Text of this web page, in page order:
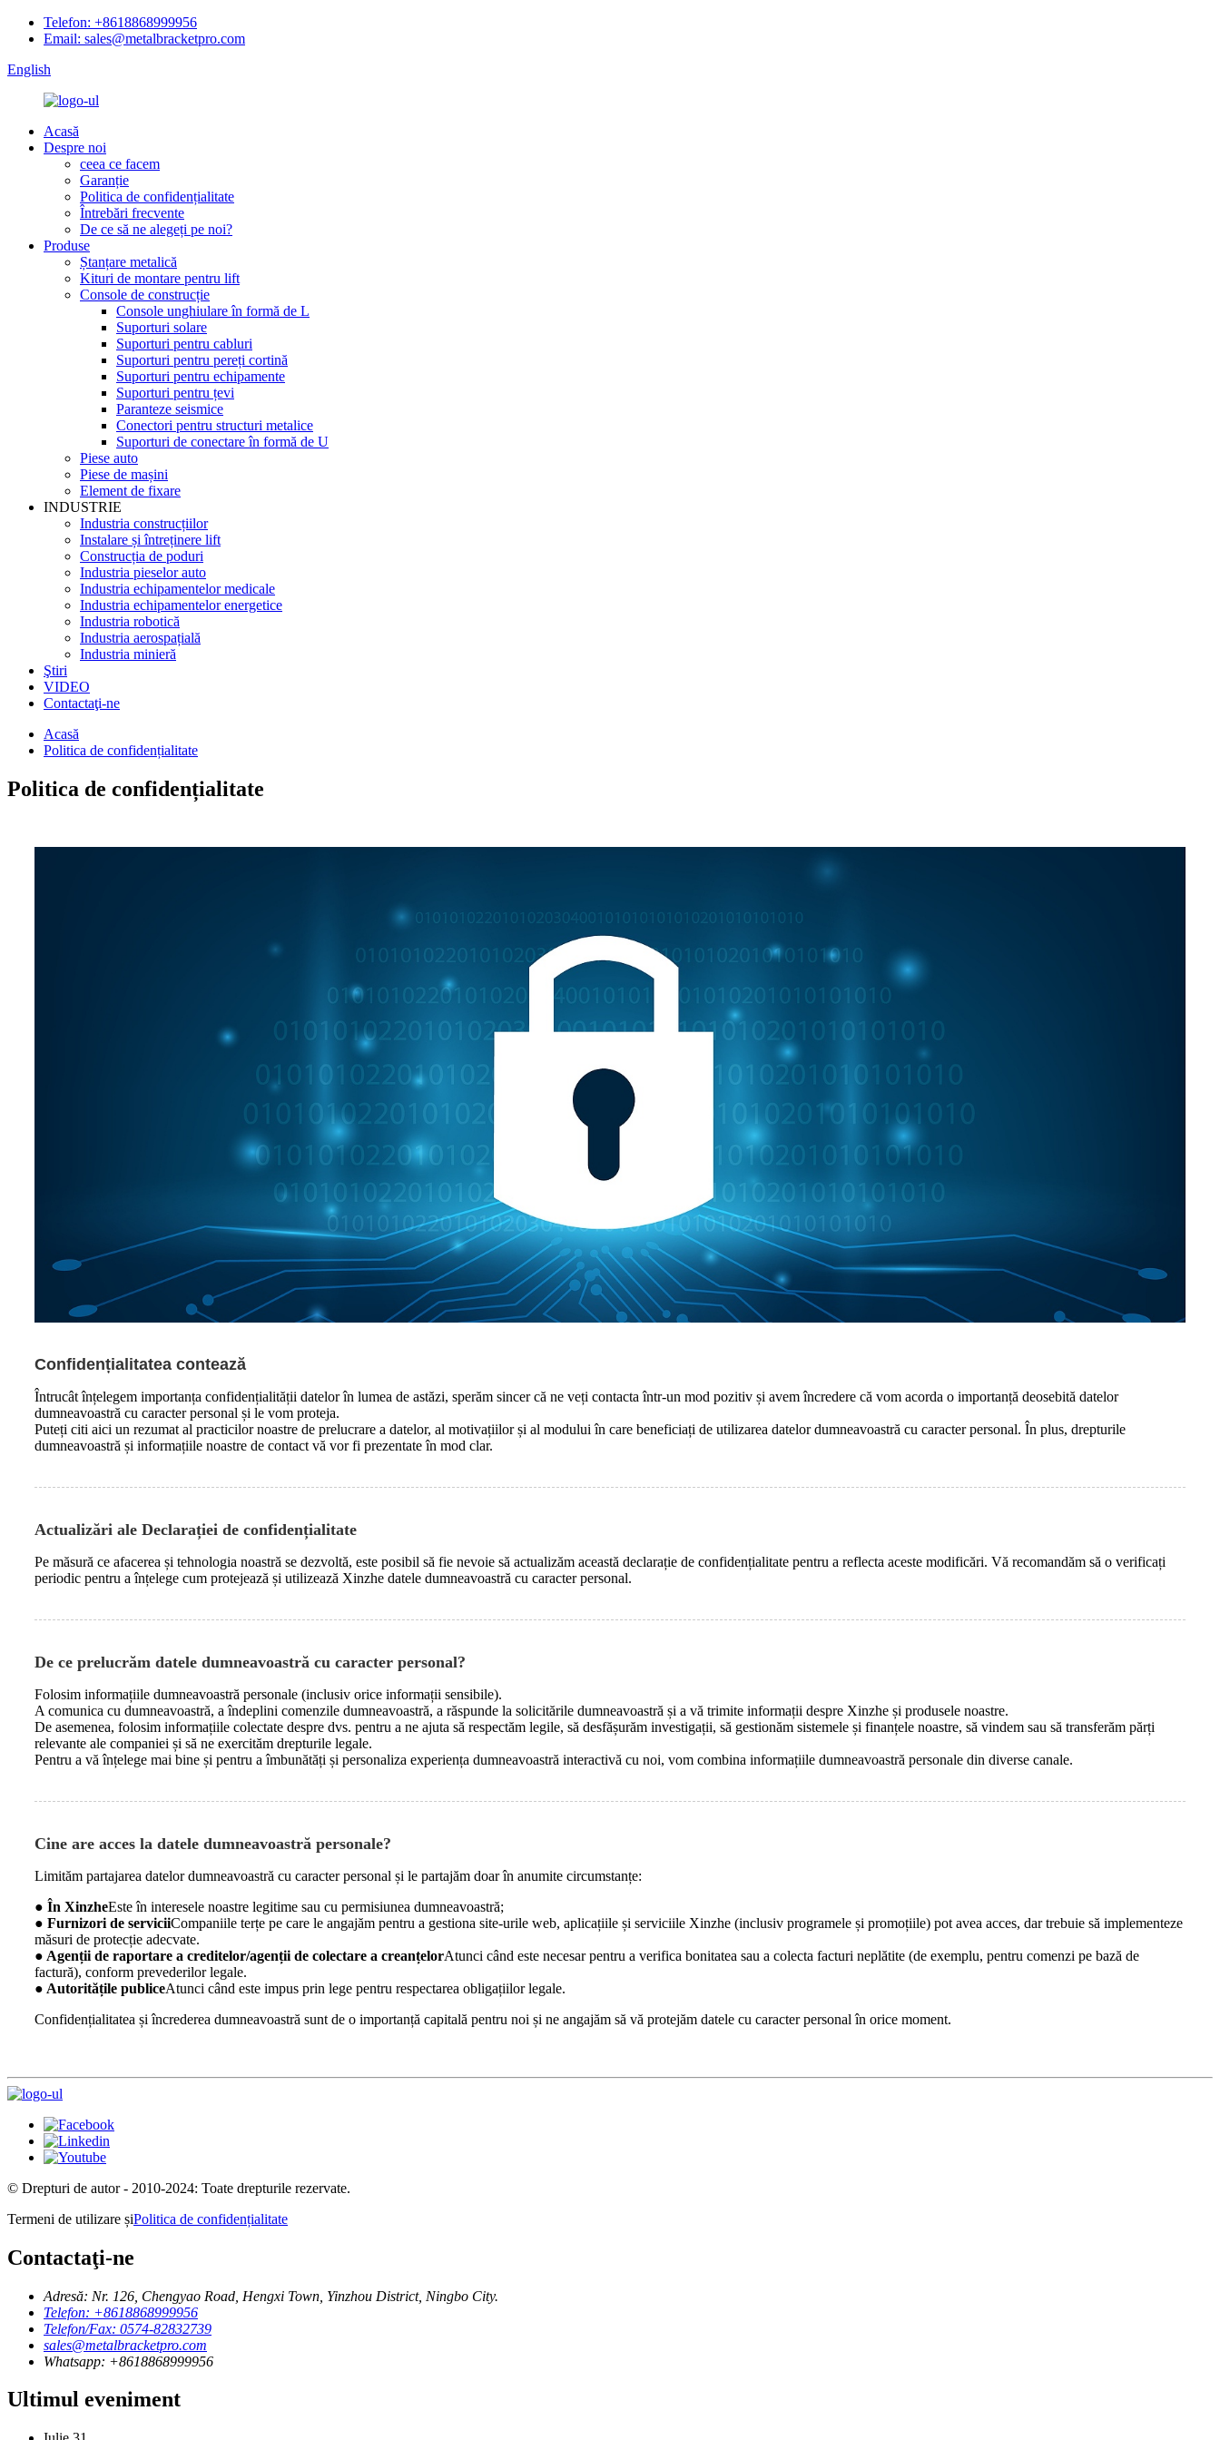
Telefon: +8618868999956
Email: sales@metalbracketpro.com
English
Acasă
Despre noi
ceea ce facem
Garanție
Politica de confidențialitate
Întrebări frecvente
De ce să ne alegeți pe noi?
Produse
Ștanțare metalică
Kituri de montare pentru lift
Console de construcție
Console unghiulare în formă de L
Suporturi solare
Suporturi pentru cabluri
Suporturi pentru pereți cortină
Suporturi pentru echipamente
Suporturi pentru țevi
Paranteze seismice
Conectori pentru structuri metalice
Suporturi de conectare în formă de U
Piese auto
Piese de mașini
Element de fixare
INDUSTRIE
Industria construcțiilor
Instalare și întreținere lift
Construcția de poduri
Industria pieselor auto
Industria echipamentelor medicale
Industria echipamentelor energetice
Industria robotică
Industria aerospațială
Industria minieră
Ştiri
VIDEO
Contactaţi-ne
Acasă
Politica de confidențialitate
Politica de confidențialitate
Confidențialitatea contează
Întrucât înțelegem importanța confidențialității datelor în lumea de astăzi, sperăm sincer că ne veți contacta într-un mod pozitiv și avem încredere că vom acorda o importanță deosebită datelor
dumneavoastră cu caracter personal și le vom proteja.
Puteți citi aici un rezumat al practicilor noastre de prelucrare a datelor, al motivațiilor și al modului în care beneficiați de utilizarea datelor dumneavoastră cu caracter personal. În plus, drepturile
dumneavoastră și informațiile noastre de contact vă vor fi prezentate în mod clar.
Actualizări ale Declarației de confidențialitate
Pe măsură ce afacerea și tehnologia noastră se dezvoltă, este posibil să fie nevoie să actualizăm această declarație de confidențialitate pentru a reflecta aceste modificări. Vă recomandăm să o verificați
periodic pentru a înțelege cum protejează și utilizează Xinzhe datele dumneavoastră cu caracter personal.
De ce prelucrăm datele dumneavoastră cu caracter personal?
Folosim informațiile dumneavoastră personale (inclusiv orice informații sensibile).
A comunica cu dumneavoastră, a îndeplini comenzile dumneavoastră, a răspunde la solicitările dumneavoastră și a vă trimite informații despre Xinzhe și produsele noastre.
De asemenea, folosim informațiile colectate despre dvs. pentru a ne ajuta să respectăm legile, să desfășurăm investigații, să gestionăm sistemele și finanțele noastre, să vindem sau să transferăm părți
relevante ale companiei și să ne exercităm drepturile legale.
Pentru a vă înțelege mai bine și pentru a îmbunătăți și personaliza experiența dumneavoastră interactivă cu noi, vom combina informațiile dumneavoastră personale din diverse canale.
Cine are acces la datele dumneavoastră personale?
Limităm partajarea datelor dumneavoastră cu caracter personal și le partajăm doar în anumite circumstanțe:
● În XinzheEste în interesele noastre legitime sau cu permisiunea dumneavoastră;
● Furnizori de serviciiCompaniile terțe pe care le angajăm pentru a gestiona site-urile web, aplicațiile și serviciile Xinzhe (inclusiv programele și promoțiile) pot avea acces, dar trebuie să implementeze
măsuri de protecție adecvate.
● Agenții de raportare a creditelor/agenții de colectare a creanțelorAtunci când este necesar pentru a verifica bonitatea sau a colecta facturi neplătite (de exemplu, pentru comenzi pe bază de
factură), conform prevederilor legale.
● Autoritățile publiceAtunci când este impus prin lege pentru respectarea obligațiilor legale.
Confidențialitatea și încrederea dumneavoastră sunt de o importanță capitală pentru noi și ne angajăm să vă protejăm datele cu caracter personal în orice moment.
© Drepturi de autor - 2010-2024: Toate drepturile rezervate.
Termeni de utilizare șiPolitica de confidențialitate
Contactaţi-ne
Adresă: Nr. 126, Chengyao Road, Hengxi Town, Yinzhou District, Ningbo City.
Telefon: +8618868999956
Telefon/Fax: 0574-82832739
sales@metalbracketpro.com
Whatsapp: +8618868999956
Ultimul eveniment